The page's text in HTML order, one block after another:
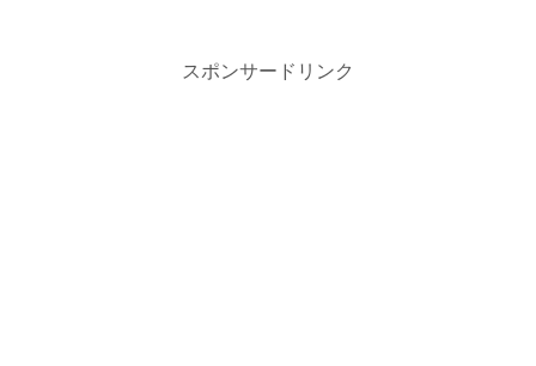
スポンサードリンク